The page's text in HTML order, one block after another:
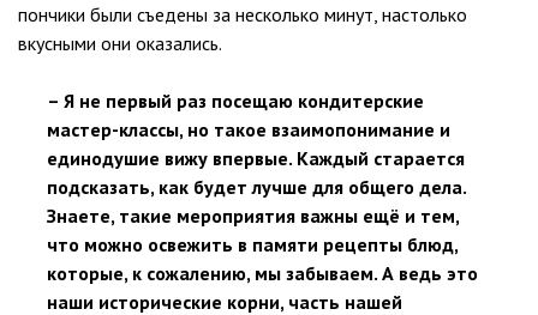
пончики были съедены за несколько минут, настолько
вкусными они оказались.
– Я не первый раз посещаю кондитерские
мастер-классы, но такое взаимопонимание и
единодушие вижу впервые. Каждый старается
подсказать, как будет лучше для общего дела.
Знаете, такие мероприятия важны ещё и тем,
что можно освежить в памяти рецепты блюд,
которые, к сожалению, мы забываем. А ведь это
наши исторические корни, часть нашей